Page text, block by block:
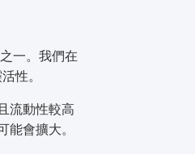
一。我們在
性。
流動性較高
會擴大。